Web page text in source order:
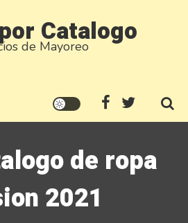
Catalogo
de Mayoreo
de ropa
2021